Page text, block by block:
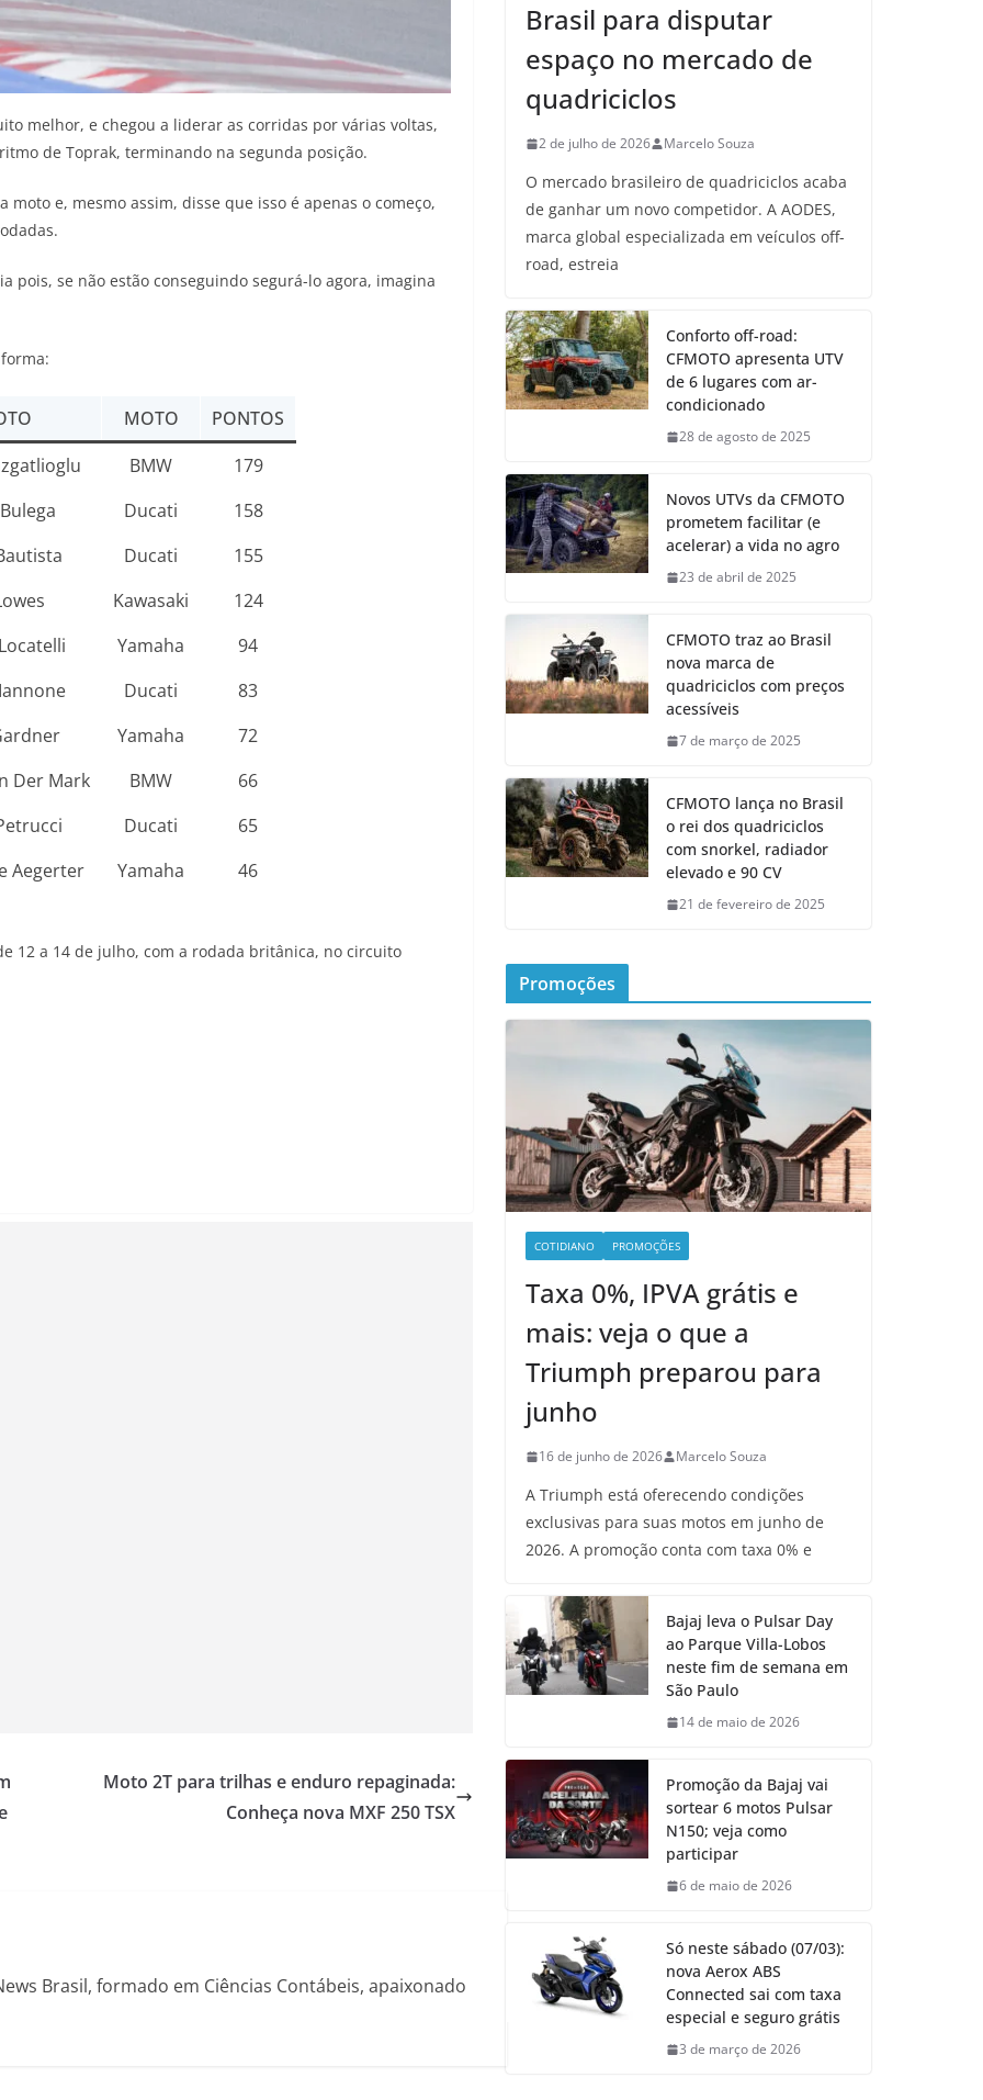
melhor, e chegou a liderar as corridas por várias voltas,
de Toprak, terminando na segunda posição.
e, mesmo assim, disse que isso é apenas o começo,
pois, se não estão conseguindo segurá-lo agora, imagina
MOTO
PONTOS
BMW
179
Ducati
158
Ducati
155
Kawasaki
124
Yamaha
94
Ducati
83
Yamaha
72
Der Mark BMW
66
Ducati
65
Aegerter Yamaha 46
12 a 14 de julho, com a rodada britânica, no circuito
Moto 2T para trilhas e enduro repaginada:
Conheça nova MXF 250 TSX
Brasil, formado em Ciências Contábeis, apaixonado
Brasil para disputar
espaço no mercado de
quadriciclos
2 de julho de 2026 Marcelo Souza
O mercado brasileiro de quadriciclos acaba
de ganhar um novo competidor. A AODES,
marca global especializada em veículos off-
road, estreia
Conforto off-road:
CFMOTO apresenta UTV
de 6 lugares com ar-
condicionado
28 de agosto de 2025
Novos UTVs da CFMOTO
prometem facilitar (e
acelerar) a vida no agro
23 de abril de 2025
CFMOTO traz ao Brasil
nova marca de
quadriciclos com preços
acessíveis
7 de março de 2025
CFMOTO lança no Brasil
o rei dos quadriciclos
com snorkel, radiador
elevado e 90 CV
21 de fevereiro de 2025
Promoções
COTIDIANO PROMOÇÕES
Taxa 0%, IPVA grátis e
mais: veja o que a
Triumph preparou para
junho
16 de junho de 2026 Marcelo Souza
A Triumph está oferecendo condições
exclusivas para suas motos em junho de
2026. A promoção conta com taxa 0% e
Bajaj leva o Pulsar Day
ao Parque Villa-Lobos
neste fim de semana em
São Paulo
14 de maio de 2026
Promoção da Bajaj vai
sortear 6 motos Pulsar
N150; veja como
participar
6 de maio de 2026
Só neste sábado (07/03):
nova Aerox ABS
Connected sai com taxa
especial e seguro grátis
3 de março de 2026